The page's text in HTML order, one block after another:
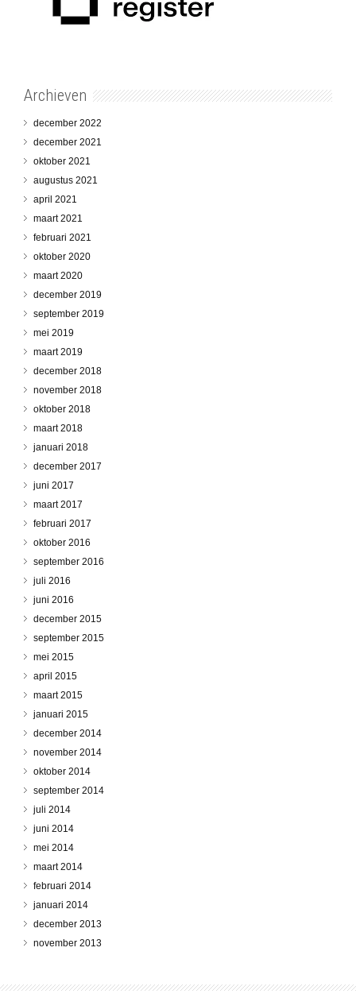
Archieven
december 2022
december 2021
oktober 2021
augustus 2021
april 2021
maart 2021
februari 2021
oktober 2020
maart 2020
december 2019
september 2019
mei 2019
maart 2019
december 2018
november 2018
oktober 2018
maart 2018
januari 2018
december 2017
juni 2017
maart 2017
februari 2017
oktober 2016
september 2016
juli 2016
juni 2016
december 2015
september 2015
mei 2015
april 2015
maart 2015
januari 2015
december 2014
november 2014
oktober 2014
september 2014
juli 2014
juni 2014
mei 2014
maart 2014
februari 2014
januari 2014
december 2013
november 2013